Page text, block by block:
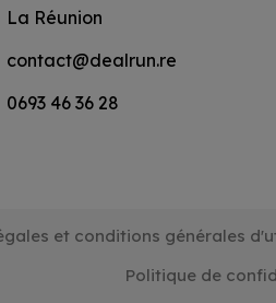
La Réunion
contact@dealrun.re
0693 46 36 28
et conditions générales
Politique de